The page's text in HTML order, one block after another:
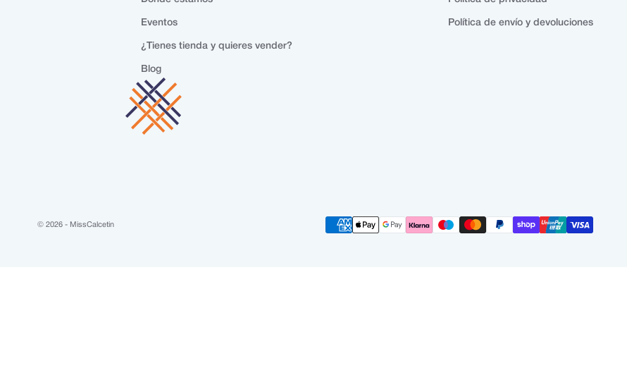
Eventos
¿Tienes tienda y quieres vender?
Blog
Política de envío y devoluciones
© 2026 - MissCalcetin